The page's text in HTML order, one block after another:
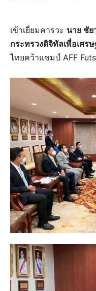
เข้าเยี่ยมคารวะ นาย ชั
กระทรวงดิจิทัลเพื่อเศร
ไทยคว้าแชมป์ AFF​